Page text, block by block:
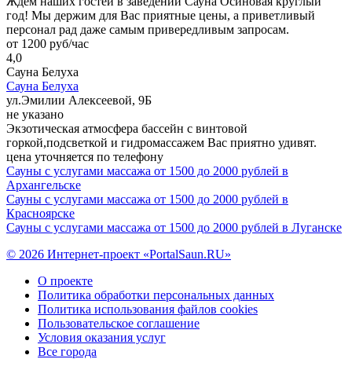
год! Мы держим для Вас приятные цены, а приветливый
персонал рад даже самым привередливым запросам.
от 1200 руб/час
4,0
Сауна Белуха
Сауна Белуха
ул.Эмилии Алексеевой, 9Б
не указано
Экзотическая атмосфера бассейн с винтовой
горкой,подсветкой и гидромассажем Вас приятно удивят.
цена уточняется по телефону
Сауны с услугами массажа от 1500 до 2000 рублей в
Архангельске
Сауны с услугами массажа от 1500 до 2000 рублей в
Красноярске
Сауны с услугами массажа от 1500 до 2000 рублей в Луганске
© 2026 Интернет-проект «PortalSaun.RU»
О проекте
Политика обработки персональных данных
Политика использования файлов cookies
Пользовательское соглашение
Условия оказания услуг
Все города